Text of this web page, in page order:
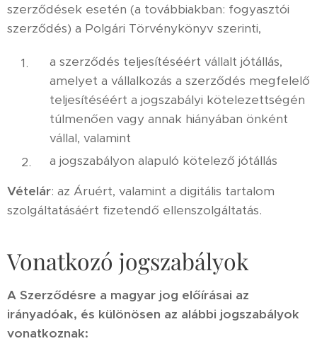
szerződések esetén (a továbbiakban: fogyasztói
szerződés) a Polgári Törvénykönyv szerinti,
a szerződés teljesítéséért vállalt jótállás,
amelyet a vállalkozás a szerződés megfelelő
teljesítéséért a jogszabályi kötelezettségén
túlmenően vagy annak hiányában önként
vállal, valamint
a jogszabályon alapuló kötelező jótállás
Vételár: az Áruért, valamint a digitális tartalom
szolgáltatásáért fizetendő ellenszolgáltatás.
Vonatkozó jogszabályok
A Szerződésre a magyar jog előírásai az
irányadóak, és különösen az alábbi jogszabályok
vonatkoznak: